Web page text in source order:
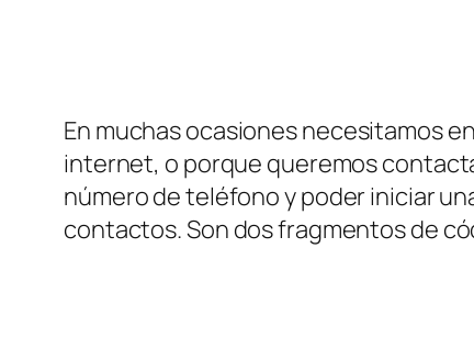
En muchas ocasiones necesitamos
internet, o porque queremos
número de teléfono y poder iniciar
contactos. Son dos fragmentos de